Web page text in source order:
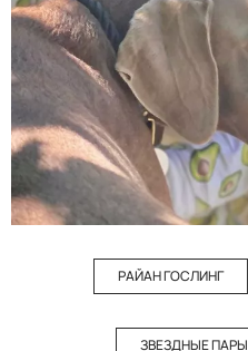
РАЙАН ГОСЛИНГ
ЗВЕЗДНЫЕ ПАРЫ